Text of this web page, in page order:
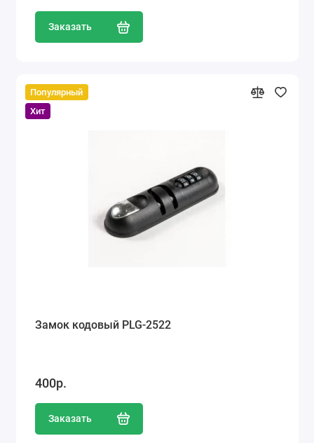
Заказать
Популярный
Хит
Замок кодовый PLG-2522
400р.
Заказать